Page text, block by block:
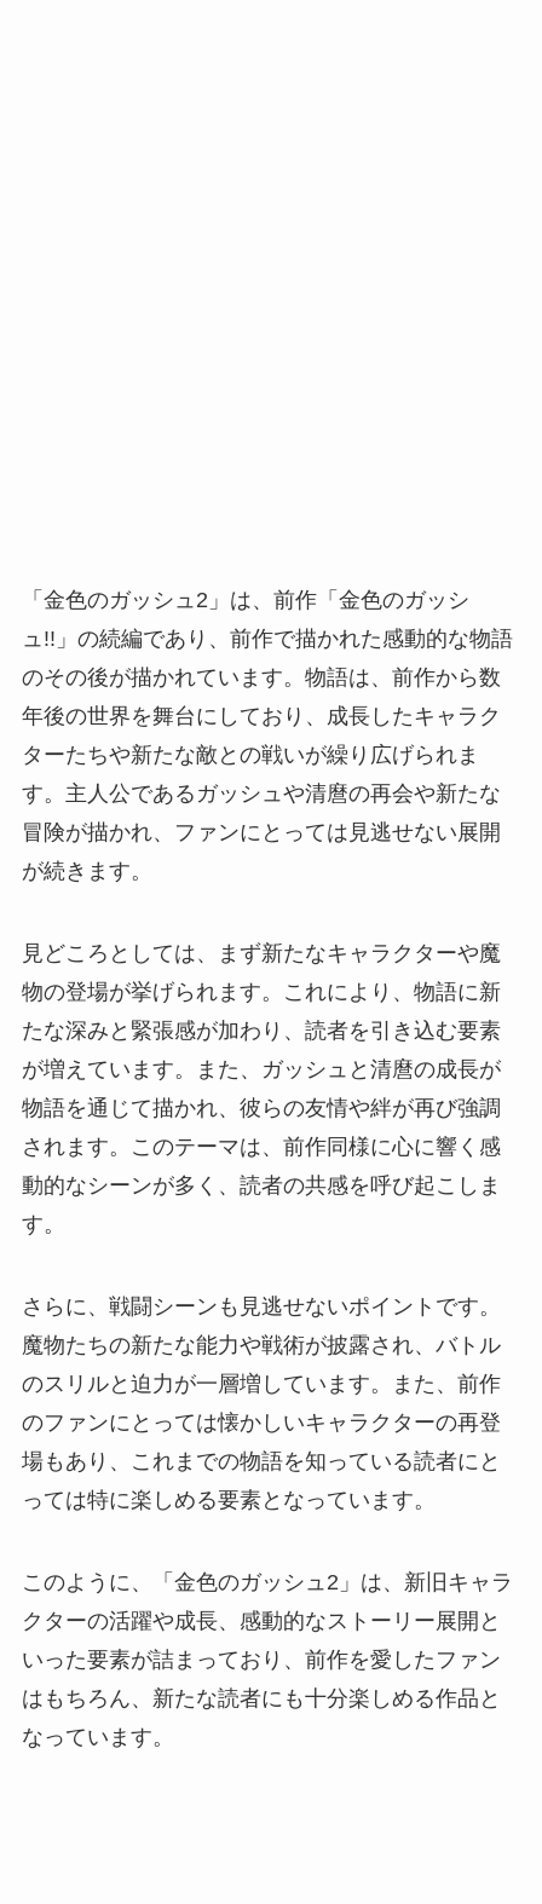
「金色のガッシュ2」は、前作「金色のガッシ
ュ!!」の続編であり、前作で描かれた感動的な物語
のその後が描かれています。物語は、前作から数
年後の世界を舞台にしており、成長したキャラク
ターたちや新たな敵との戦いが繰り広げられま
す。主人公であるガッシュや清麿の再会や新たな
冒険が描かれ、ファンにとっては見逃せない展開
が続きます。
見どころとしては、まず新たなキャラクターや魔
物の登場が挙げられます。これにより、物語に新
たな深みと緊張感が加わり、読者を引き込む要素
が増えています。また、ガッシュと清麿の成長が
物語を通じて描かれ、彼らの友情や絆が再び強調
されます。このテーマは、前作同様に心に響く感
動的なシーンが多く、読者の共感を呼び起こしま
す。
さらに、戦闘シーンも見逃せないポイントです。
魔物たちの新たな能力や戦術が披露され、バトル
のスリルと迫力が一層増しています。また、前作
のファンにとっては懐かしいキャラクターの再登
場もあり、これまでの物語を知っている読者にと
っては特に楽しめる要素となっています。
このように、「金色のガッシュ2」は、新旧キャラ
クターの活躍や成長、感動的なストーリー展開と
いった要素が詰まっており、前作を愛したファン
はもちろん、新たな読者にも十分楽しめる作品と
なっています。